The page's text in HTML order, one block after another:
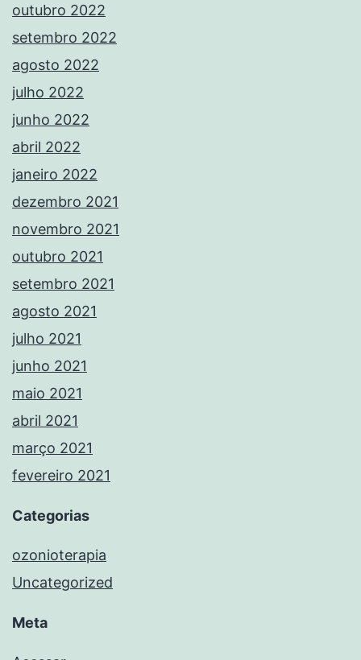
outubro 2022
setembro 2022
agosto 2022
julho 2022
junho 2022
abril 2022
janeiro 2022
dezembro 2021
novembro 2021
outubro 2021
setembro 2021
agosto 2021
julho 2021
junho 2021
maio 2021
abril 2021
março 2021
fevereiro 2021
Categorias
ozonioterapia
Uncategorized
Meta